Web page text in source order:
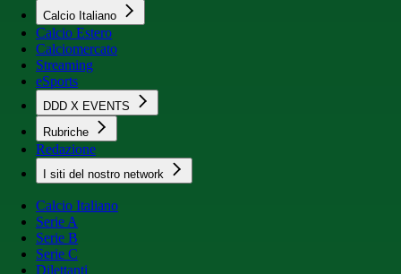
Calcio Italiano
Calcio Estero
Calciomercato
Streaming
eSports
DDD X EVENTS
Rubriche
Redazione
I siti del nostro network
Calcio Italiano
Serie A
Serie B
Serie C
Dilettanti